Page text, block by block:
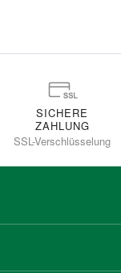
SICHERE
ZAHLUNG
SSL-Verschlüsselung